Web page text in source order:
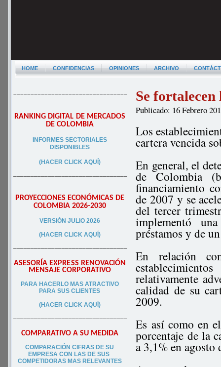
HOME CONFIDENCIAS OPINIONES ARCHIVO
–––––––––––––––––––––––––––––––––
RANKING DIGITAL DE MERCADOS
DE COLOMBIA
INFORMES SECTORIALES
DISPONIBLES
(HACER CLICK AQUÍ)
–––––––––––––––––––––––––––––––––
PROYECCIONES ECONÓMICAS DE
COLOMBIA 2026-2030
VERSIÓN JULIO 2026
(HACER CLICK AQUÍ)
–––––––––––––––––––––––––––––––––
ASESORÍA EXPRESS RENOVACIÓN
MENSAJE CORPORATIVO
PARA HACERLO MAS ATRACTIVO
PARA SUS CLIENTES
(HACER CLICK AQUÍ)
–––––––––––––––––––––––––––––––––
COMPARATIVO A SU MEDIDA
COMPARACIÓN CIFRAS DE SU
EMPRESA CON LAS DE SUS
COMPETIDORAS MAS RELEVANTES
Se fortalecen
Publicado: 16 Febrero
Los
cartera vencida
En general, el
de Colombia
financiamiento
de 2007 y se
del tercer
implementó
préstamos y de
En relación
relativamente
calidad de su
2009.
Es así como en
porcentaje de la
a 3,1% en